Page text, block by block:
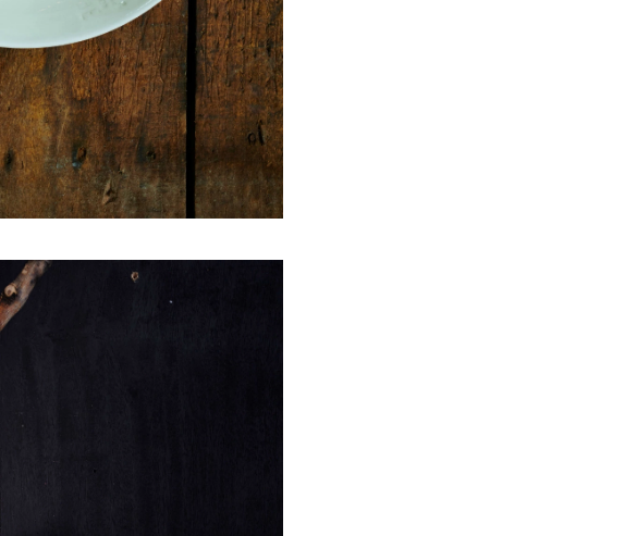
Turkuvaz Haberleşme ve Yayıncılık A.Ş. tarafından
elektronik ileti gönderiminin e-posta yoluyla tarafıma